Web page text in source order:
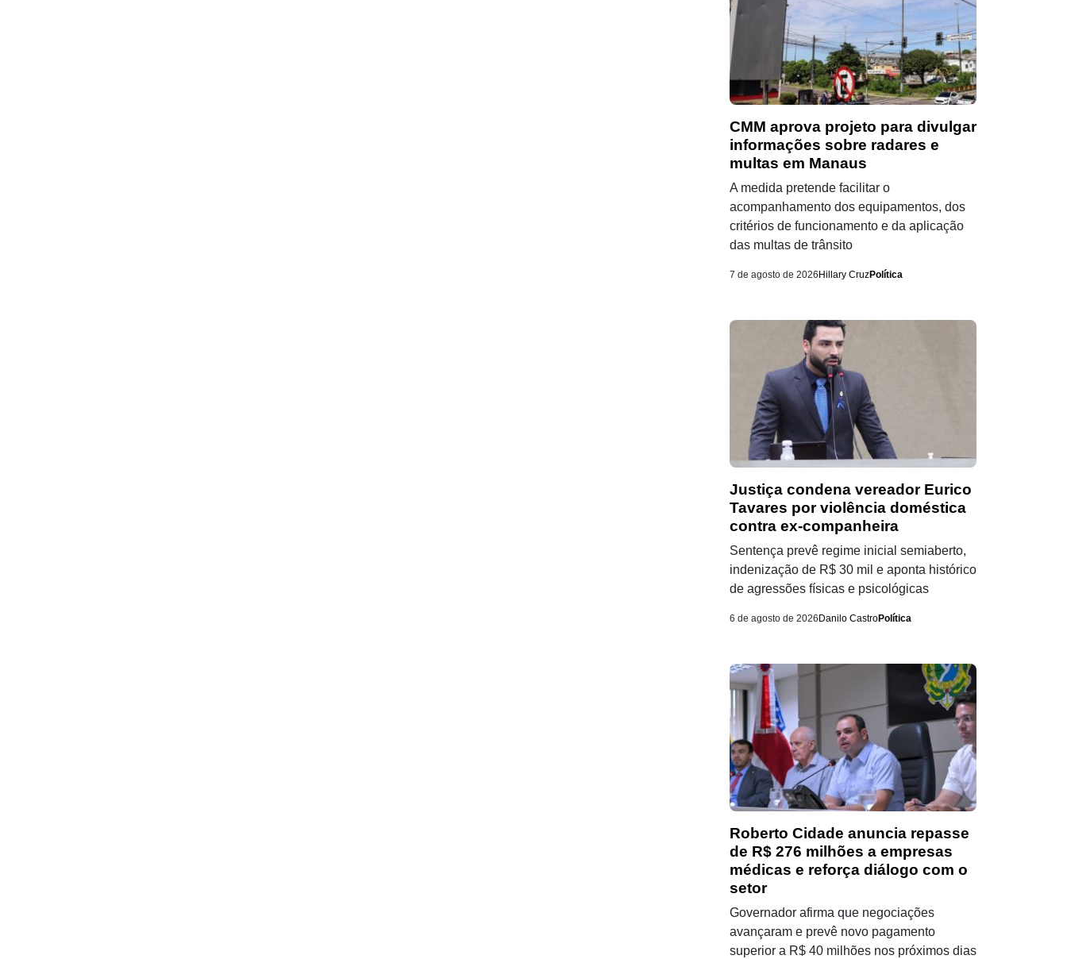
CMM aprova projeto para divulgar
informações sobre radares e
multas em Manaus
A medida pretende facilitar o
acompanhamento dos equipamentos, dos
critérios de funcionamento e da aplicação
das multas de trânsito
7 de agosto de 2026 Hillary CruzPolítica
Justiça condena vereador Eurico
Tavares por violência doméstica
contra ex-companheira
Sentença prevê regime inicial semiaberto,
indenização de R$ 30 mil e aponta histórico
de agressões físicas e psicológicas
6 de agosto de 2026 Danilo CastroPolítica
Roberto Cidade anuncia repasse
de R$ 276 milhões a empresas
médicas e reforça diálogo com o
setor
Governador afirma que negociações
avançaram e prevê novo pagamento
superior a R$ 40 milhões nos próximos dias